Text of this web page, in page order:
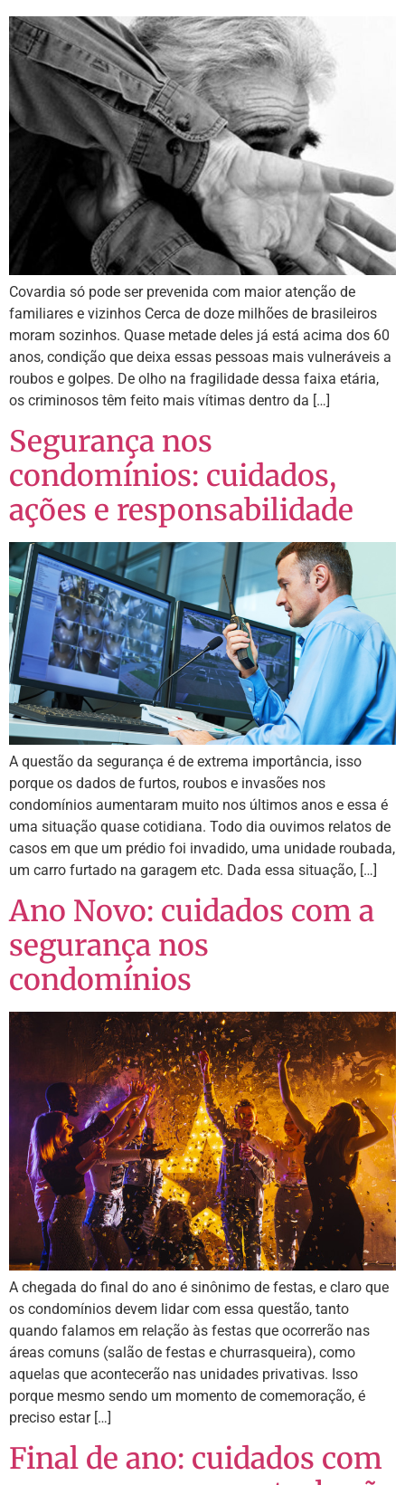
Covardia só pode ser prevenida com maior atenção de
familiares e vizinhos Cerca de doze milhões de brasileiros
moram sozinhos. Quase metade deles já está acima dos 60
anos, condição que deixa essas pessoas mais vulneráveis a
roubos e golpes. De olho na fragilidade dessa faixa etária,
os criminosos têm feito mais vítimas dentro da […]
Segurança nos
condomínios: cuidados,
ações e responsabilidade
A questão da segurança é de extrema importância, isso
porque os dados de furtos, roubos e invasões nos
condomínios aumentaram muito nos últimos anos e essa é
uma situação quase cotidiana. Todo dia ouvimos relatos de
casos em que um prédio foi invadido, uma unidade roubada,
um carro furtado na garagem etc. Dada essa situação, […]
Ano Novo: cuidados com a
segurança nos
condomínios
A chegada do final do ano é sinônimo de festas, e claro que
os condomínios devem lidar com essa questão, tanto
quando falamos em relação às festas que ocorrerão nas
áreas comuns (salão de festas e churrasqueira), como
aquelas que acontecerão nas unidades privativas. Isso
porque mesmo sendo um momento de comemoração, é
preciso estar […]
Final de ano: cuidados com